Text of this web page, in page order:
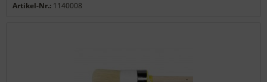
Artikel-Nr.: 1140008